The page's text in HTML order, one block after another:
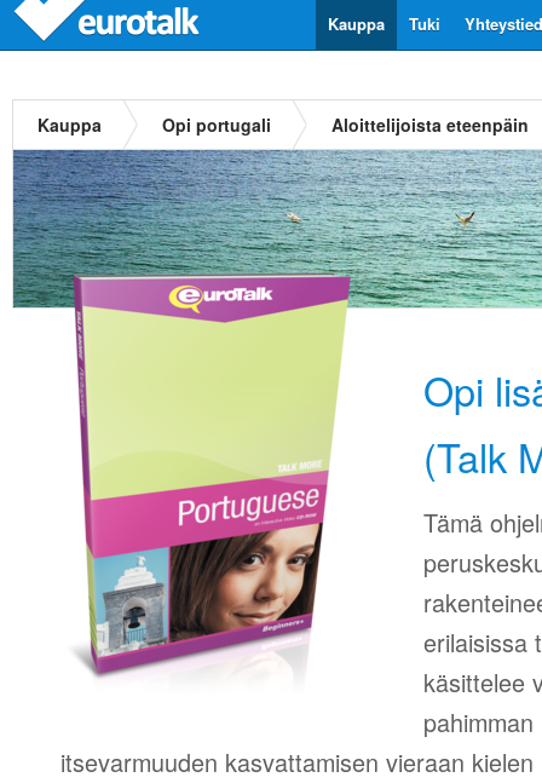
Tuki
Kauppa
Kauppa Opi portugali Aloittelijoista eteenpäin
Opi
(Talk
Tämä
erilaisissa
käsittelee
itsevarmuuden kasvattamisen vieraan